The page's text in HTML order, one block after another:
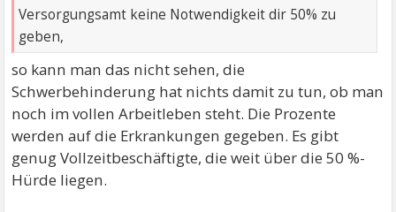
Versorgungsamt keine Notwendigkeit dir 50% zu
geben,
so kann man das nicht sehen, die
Schwerbehinderung hat nichts damit zu tun, ob man
noch im vollen Arbeitleben steht. Die Prozente
werden auf die Erkrankungen gegeben. Es gibt
genug Vollzeitbeschäftigte, die weit über die 50 %-
Hürde liegen.